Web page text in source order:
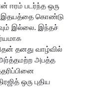
ஈரம் படர்ந்த ஒரு
இதயத்தை கொண்டு
இல்லை. இந்தச்
தனது வாழ்வில்
அபத்த
ஒரு புதிய